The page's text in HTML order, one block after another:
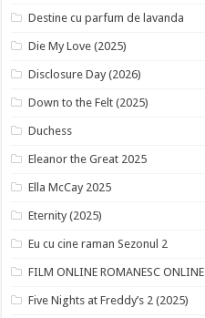
Destine cu parfum de lavanda
Die My Love (2025)
Disclosure Day (2026)
Down to the Felt (2025)
Duchess
Eleanor the Great 2025
Ella McCay 2025
Eternity (2025)
Eu cu cine raman Sezonul 2
FILM ONLINE ROMANESC ONLINE
Five Nights at Freddy’s 2 (2025)